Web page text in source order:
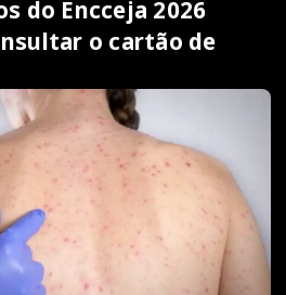
do Encceja 2026
o cartão de